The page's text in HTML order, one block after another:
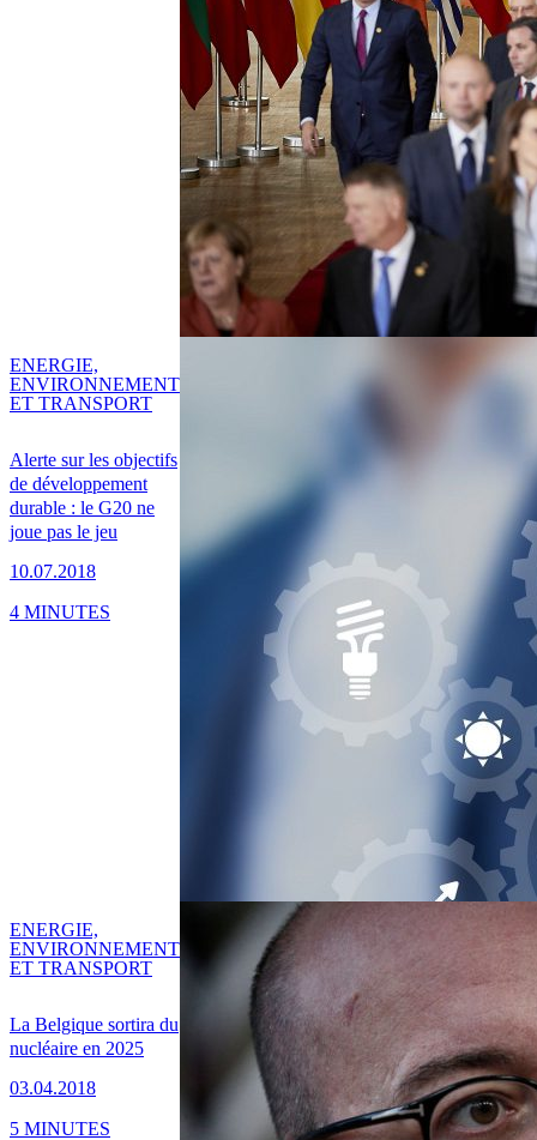
Alerte sur les objectifs
de développement
durable : le G20 ne
joue pas le jeu
10.07.2018
ENERGIE,
ENVIRONNEMENT
ET TRANSPORT
4 MINUTES
La Belgique sortira du
nucléaire en 2025
03.04.2018
ENERGIE,
ENVIRONNEMENT
ET TRANSPORT
5 MINUTES